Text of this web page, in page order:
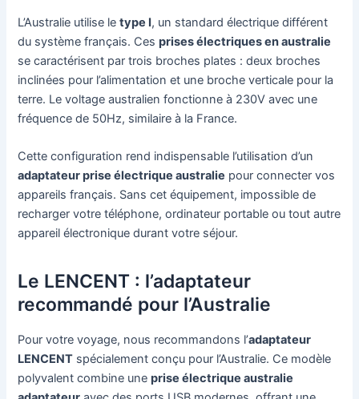
L’Australie utilise letype I, un standard électrique différent
du système français. Cesprises électriques en australie
se caractérisent par trois broches plates : deux broches
inclinées pour l’alimentation et une broche verticale pour la
terre. Le voltage australien fonctionne à 230V avec une
fréquence de 50Hz, similaire à la France.
Cette configuration rend indispensable l’utilisation d’un
adaptateur prise électrique australie pour connecter vos
appareils français. Sans cet équipement, impossible de
recharger votre téléphone, ordinateur portable ou tout autre
appareil électronique durant votre séjour.
Le LENCENT : l’adaptateur
recommandé pour l’Australie
Pour votre voyage, nous recommandons l’adaptateur
LENCENT spécialement conçu pour l’Australie. Ce modèle
polyvalent combine uneprise électrique australie